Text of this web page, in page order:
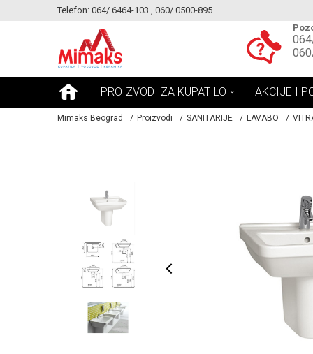
Telefon: 064/ 6464-103 , 060/ 0500-895
MOGUCNOST MONTAŽE PROIZVODA
PROIZVODI ZA KUPATILO AKCIJE I
Mimaks Beograd Proizvodi SANITARIJE LAVABO